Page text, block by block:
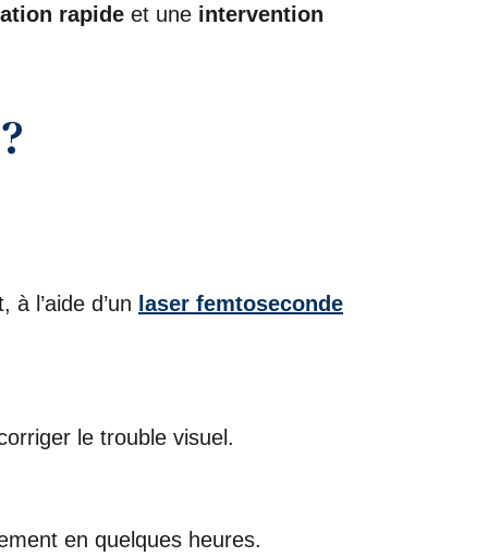
rapide et une intervention
l’aide d’un laser femtoseconde
le trouble visuel.
en quelques heures.